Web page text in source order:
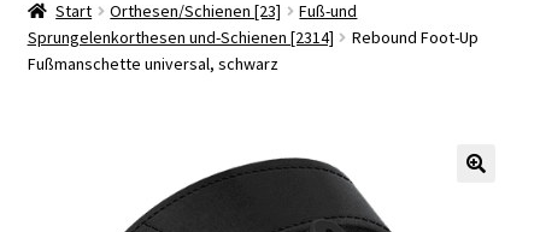
Informationen
Start Orthesen/Schienen [23]
Fuß-und
Sprungelenkorthesen und-Schienen [2314]
Rebound Foot-Up
Fußmanschette universal, schwarz